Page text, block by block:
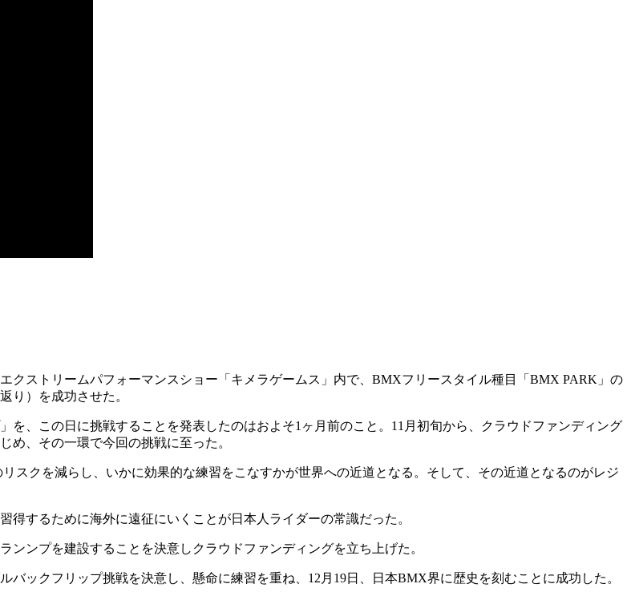
クストリームパフォーマンスショー「キメラゲームス」内で、BMXフリースタイル種目「BMX PARK」の
り）を成功させた。
、この日に挑戦することを発表したのはおよそ1ヶ月前のこと。11月初旬から、クラウドファンディング
め、その一環で今回の挑戦に至った。
スクを減らし、いかに効果的な練習をこなすかが世界への近道となる。そして、その近道となるのがレジ
するために海外に遠征にいくことが日本人ライダーの常識だった。
ンプを建設することを決意しクラウドファンディングを立ち上げた。
ックフリップ挑戦を決意し、懸命に練習を重ね、12月19日、日本BMX界に歴史を刻むことに成功した。